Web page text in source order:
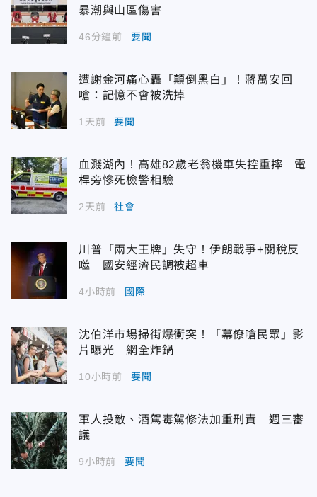
暴潮與山區傷害
46分鐘前 要聞
遭謝金河痛心轟「顛倒黑白」！蔣萬安回
嗆：記憶不會被洗掉
1天前 要聞
血濺湖內！高雄82歲老翁機車失控重摔 電
桿旁慘死檢警相驗
2天前 社會
川普「兩大王牌」失守！伊朗戰爭+關稅反
噬 國安經濟民調被超車
4小時前 國際
沈伯洋市場掃街爆衝突！「幕僚嗆民眾」影
片曝光 網全炸鍋
10小時前 要聞
軍人投敵、酒駕毒駕修法加重刑責 週三審
議
9小時前 要聞